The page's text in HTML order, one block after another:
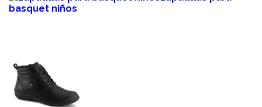
basquet niños